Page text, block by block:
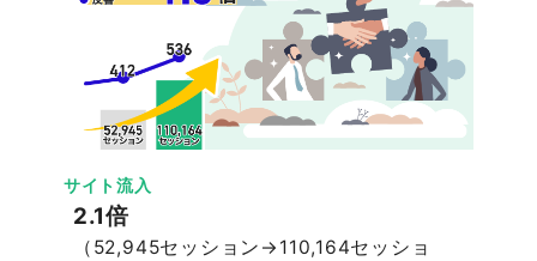
サイト流入
2.1倍
（52,945セッション→110,164セッショ